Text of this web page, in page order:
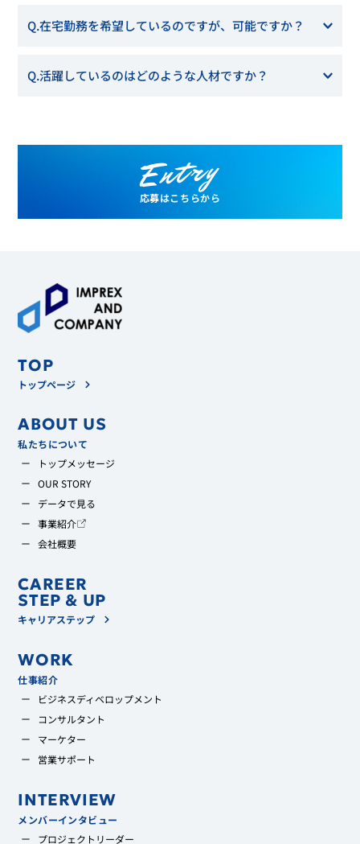
A.応募いただけます。対面の面接は、弊社拠点のうち最もご
Q.在宅勤務を希望しているのですが、可能ですか？
A. 在宅勤務制度を導入しています。ですが、新卒採用・キャ
のお仕事も掲載していることがあります。ぜひそちらもご覧
Q.活躍しているのはどのような人材ですか？
Entry
応募はこちらから
TOP
トップページ
ABOUT US
私たちについて
トップメッセージ
OUR STORY
データで見る
事業紹介
会社概要
CAREER
STEP & UP
キャリアステップ
WORK
仕事紹介
ビジネスディベロップメント
コンサルタント
マーケター
営業サポート
INTERVIEW
メンバーインタビュー
プロジェクトリーダー